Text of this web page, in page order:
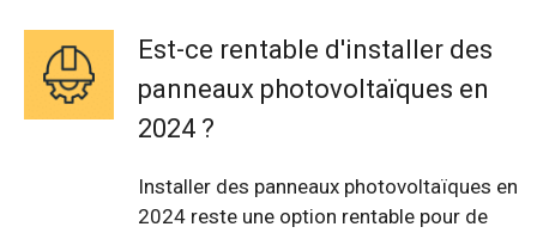
Est-ce rentable d'installer des
panneaux photovoltaïques en
2024 ?
Installer des panneaux photovoltaïques en
2024 reste une option rentable pour de